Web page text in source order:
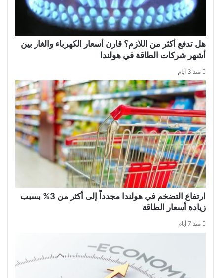
هل تدفع أكثر من اللازم؟ قارن أسعار الكهرباء والغاز بين
أشهر شركات الطاقة في هولندا
منذ 3 أيام
ارتفاع التضخم في هولندا مجدداً إلى أكثر من 3% بسبب
زيادة أسعار الطاقة
منذ 7 أيام